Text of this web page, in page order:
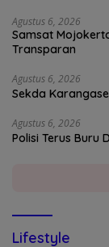
Agustus 6, 2026
Samsat
Transparan
Agustus 6, 2026
Sekda
Agustus 6, 2026
Polisi Terus Buru
Lifestyle